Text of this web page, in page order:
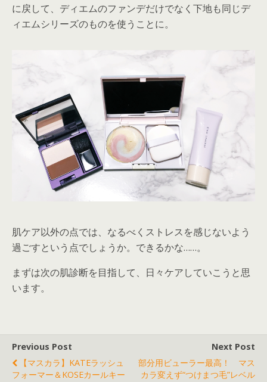
に戻して、ディエムのファンデだけでなく下地も同じデ
ィエムシリーズのものを使うことに。
肌ケア以外の点では、なるべくストレスを感じないよう
過ごすという点でしょうか。できるかな……。
まずは次の肌診断を目指して、日々ケアしていこうと思
います。
Previous Post
【マスカラ】KATEラッシュ
フォーマー＆KOSEカールキー
Next Post
部分用ビューラー最高！ マス
カラ変えず“つけまつ毛”レベル